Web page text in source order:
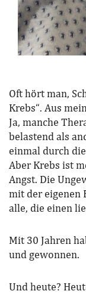
Oft hört man,
Krebs“. Aus
Ja, manche
belastend als
einmal durch
Aber Krebs ist
Angst. Die
mit der eigenen
alle, die einen
Mit 30 Jahren
und gewonnen.
Und heute?